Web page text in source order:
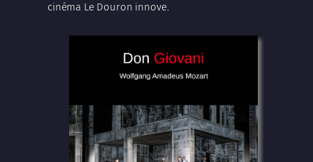
cinéma Le Douron innove.